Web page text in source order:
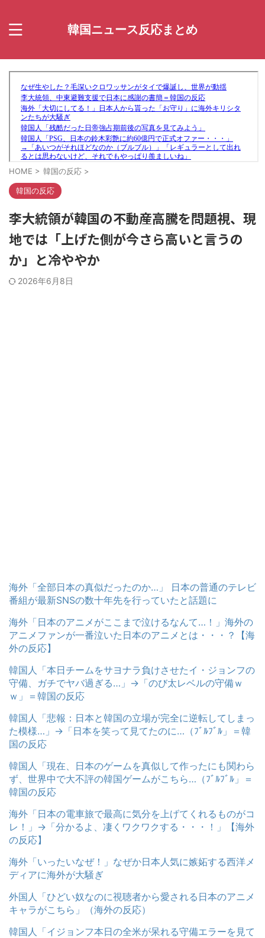
韓国ニュース反応まとめ
HOME > 韓国の反応 >
韓国の反応
李大統領が韓国の不動産高騰を問題視、現
地では「上げた側が今さら高いと言うの
か」と冷ややか
2026年6月8日
海外「全部日本の真似だったのか…」 日本の普通のテレビ
番組が最新SNSの数十年先を行っていたと話題に
海外「日本のアニメがここまで泣けるなんて…！」海外の
アニメファンが一番泣いた日本のアニメとは・・・？【海
外の反応】
韓国人「本日チームをサヨナラ負けさせたイ・ジョンフの
守備、ガチでヤバ過ぎる…」→「のび太レベルの守備ｗ
ｗ」＝韓国の反応
韓国人「悲報：日本と韓国の立場が完全に逆転してしまっ
た模様…」→「日本を笑って見てたのに…（ﾌﾞﾙﾌﾞﾙ」＝韓
国の反応
韓国人「現在、日本のゲームを真似して作ったにも関わら
ず、世界中で大不評の韓国ゲームがこちら…（ﾌﾞﾙﾌﾞﾙ」＝
韓国の反応
海外「日本の電車旅で最高に気分を上げてくれるものがコ
レ！」→「分かるよ、凄くワクワクする・・・！」【海外
の反応】
海外「いったいなぜ！」なぜか日本人気に嫉妬する西洋メ
ディアに海外が大騒ぎ
外国人「ひどい奴なのに視聴者から愛される日本のアニメ
キャラがこちら」（海外の反応）
韓国人「イジョンフ本日の全米が呆れる守備エラーを見て